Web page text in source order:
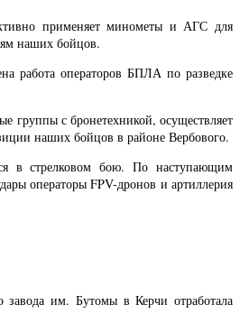
применяет минометы и АГС для
наших бойцов.
работа операторов БПЛА по разведке
группы с бронетехникой, осуществляет
наших бойцов в районе Вербового.
в стрелковом бою. По наступающим
операторы FPV-дронов и артиллерия
завода им. Бутомы в Керчи отработала